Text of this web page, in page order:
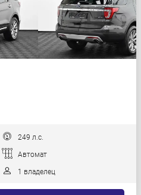
249 л.с.
Автомат
1 владелец